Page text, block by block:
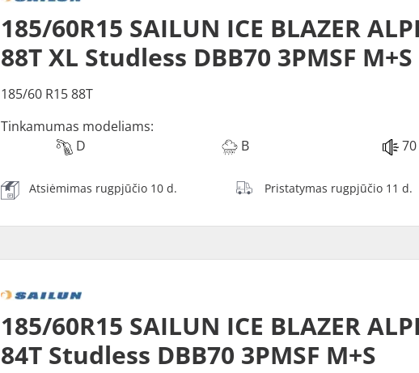
185/60R15 SAILUN ICE BLAZER
88T XL Studless DBB70 3PMSF M+S
185/60 R15 88T
Tinkamumas modeliams:
D
B 70
Atsiėmimas rugpjūčio 10 d. Pristatymas rugpjūčio 11 d.
185/60R15 SAILUN ICE BLAZER
84T Studless DBB70 3PMSF M+S